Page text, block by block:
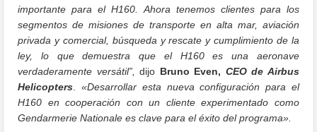
importante para el H160. Ahora tenemos clientes para los
segmentos de misiones de transporte en alta mar, aviación
privada y comercial, búsqueda y rescate y cumplimiento de la
ley, lo que demuestra que el H160 es una aeronave
verdaderamente versátil”,
dijo Bruno Even, CEO de Airbus
Helicopters .«Desarrollar esta nueva configuración para el
H160 en cooperación con un cliente experimentado como
Gendarmerie Nationale es clave para el éxito del programa».